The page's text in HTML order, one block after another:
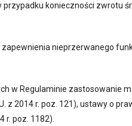
przypadku konieczności
nieprzerwanego
w Regulaminie zastosowanie
z 2014 r. poz. 121), ustawy o
r. poz. 1182).